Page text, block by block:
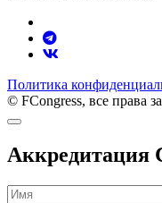
Политика
© FCongress, все права